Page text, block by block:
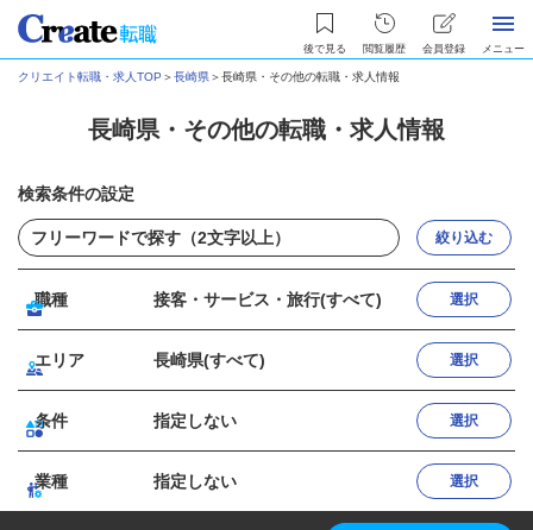
後で見る 閲覧履歴 会員登録 メニュー
クリエイト転職・求人TOP ＞長崎県＞長崎県・その他の転職・求人情報
長崎県・その他の転職・求人情報
検索条件の設定
絞り込む
職種 接客・サービス・旅行(すべて) 選択
エリア 長崎県(すべて) 選択
条件 指定しない 選択
業種 指定しない 選択